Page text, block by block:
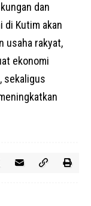
dan
di Kutim akan
usaha rakyat,
ekonomi
sekaligus